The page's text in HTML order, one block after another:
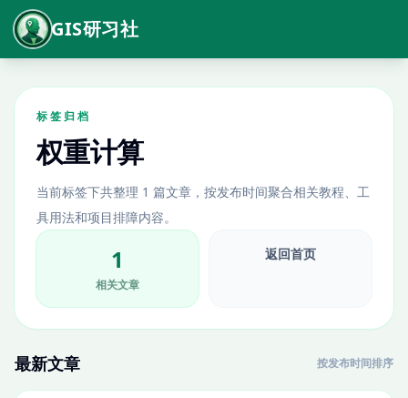
GIS研习社
标签归档
权重计算
当前标签下共整理 1 篇文章，按发布时间聚合相关教程、工
具用法和项目排障内容。
1
相关文章
返回首页
最新文章 按发布时间排序